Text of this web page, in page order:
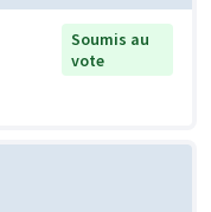
Soumis au
vote